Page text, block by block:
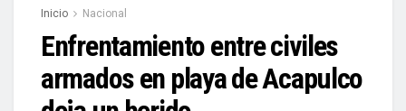
Inicio Nacional
Enfrentamiento entre civiles
armados en playa de Acapulco